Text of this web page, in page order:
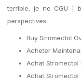
terrible, je ne CGU |
perspectives.
Buy Stromectol
Acheter
Achat Stromectol
Achat Stromectol